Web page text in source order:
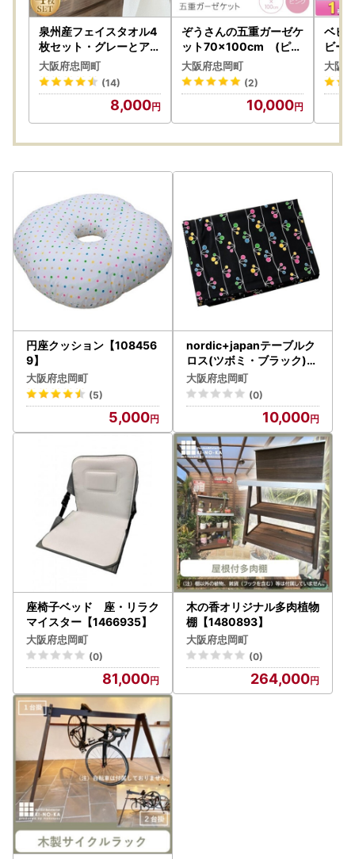
泉州産フェイスタオル4
枚セット・グレーとアイ
ボリー【1082361】
大阪府忠岡町
(14)
8,000
ぞうさんの五重ガーゼケ
ット70×100cm (ピン
ク)【1051179】
大阪府忠岡町
(2)
10,000
ベビ
ビー
ラー
m【
大阪
円座クッション【108456
9】
大阪府忠岡町
(5)
5,000
nordic+japanテーブルク
ロス(ツボミ・ブラック)【
1143351】
大阪府忠岡町
(0)
10,000
座椅子ベッド 座・リラク
マイスター【1466935】
大阪府忠岡町
(0)
81,000
木の香オリジナル多肉植物
棚【1480893】
大阪府忠岡町
(0)
264,000